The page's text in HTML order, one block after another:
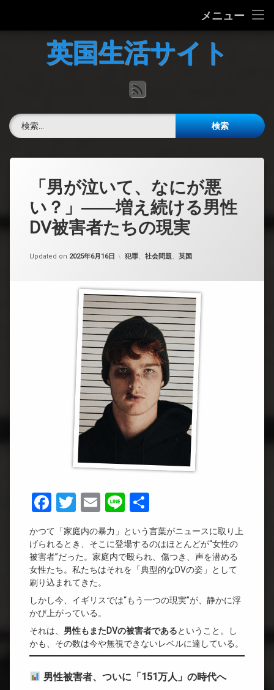
メニュー
英国の文化について
掲示板
英国生活サイト
RSS
「男が泣いて、なにが悪
い？」――増え続ける男性
DV被害者たちの現実
Updated on 2025年6月16日 カテゴリー:
犯罪、 社会問題、 英国
Facebook
Twitter
Email
Line
有
かつて「家庭内の暴力」という言葉がニュースに取り上
げられるとき、そこに登場するのはほとんどが“女性の
被害者”だった。家庭内で殴られ、傷つき、声を潜める
女性たち。私たちはそれを「典型的なDVの姿」として
刷り込まれてきた。
しかし今、イギリスでは“もう一つの現実”が、静かに浮
かび上がっている。
それは、 男性もまたDVの被害者であるということ。し
かも、その数は今や無視できないレベルに達している。
男性被害者、ついに「151万人」の時代へ